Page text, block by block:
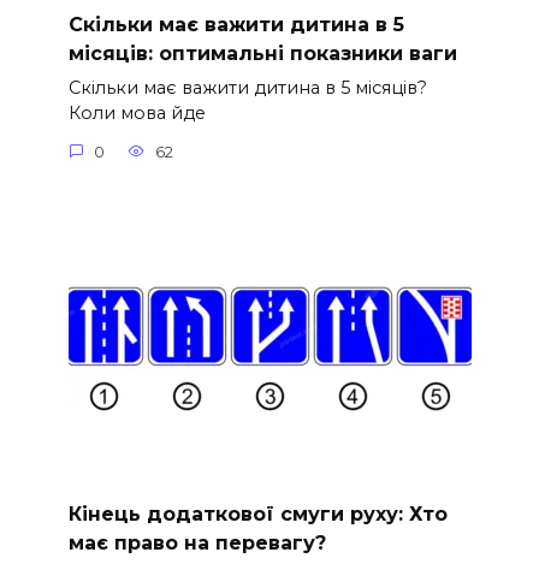
Скільки має важити дитина в 5
місяців: оптимальні показники ваги
Скільки має важити дитина в 5 місяців?
Коли мова йде
0 62
Кінець додаткової смуги руху: Хто
має право на перевагу?